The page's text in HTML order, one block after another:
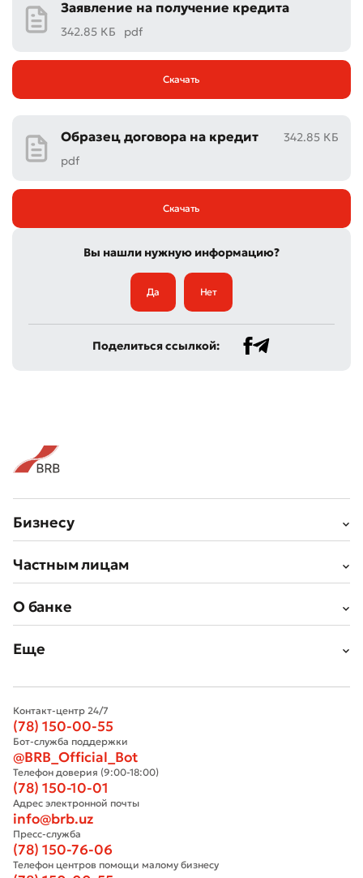
Заявление на получение кредита
342.85 КБ pdf
Скачать
Образец договора на кредит
342.85 КБ
pdf
Скачать
Вы нашли нужную информацию?
Да Нет
Поделиться ссылкой:
Бизнесу
Частным лицам
О банке
Еще
Контакт-центр 24/7
(78) 150-00-55
Бот-служба поддержки
@BRB_Official_Bot
Телефон доверия (9:00-18:00)
(78) 150-10-01
Адрес электронной почты
info@brb.uz
Пресс-служба
(78) 150-76-06
Телефон центров помощи малому бизнесу